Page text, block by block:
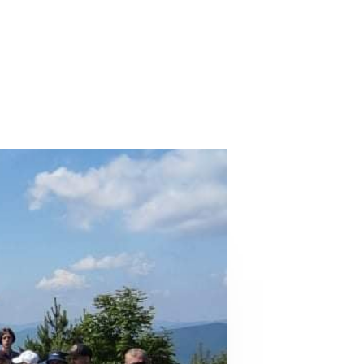
BIESZCZADY!
JAWORKI
BURZOWA POGODA